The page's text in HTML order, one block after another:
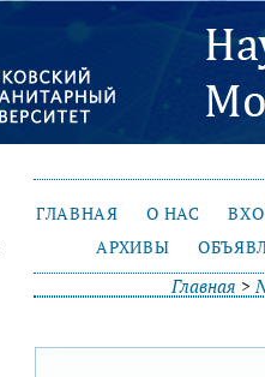
ГЛАВНАЯ О НАС
АРХИВЫ
Главная >